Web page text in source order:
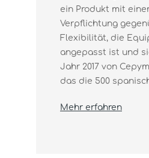
ein Produkt mit
Verpflichtung
Flexibilität, die
angepasst ist und
Jahr 2017 von
das die 500
Mehr erfahren